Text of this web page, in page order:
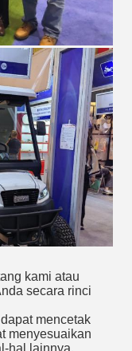
kami atau
secara rinci
mencetak
menyesuaikan
hal lainnya.